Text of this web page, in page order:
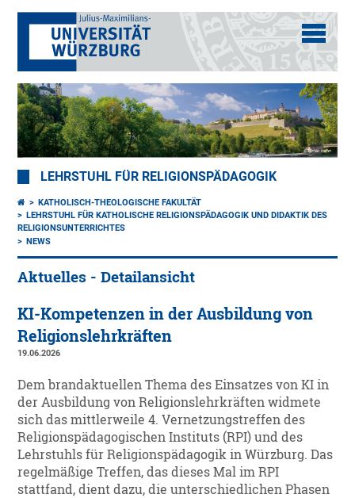
LEHRSTUHL FÜR RELIGIONSPÄDAGOGIK
KATHOLISCH-THEOLOGISCHE FAKULTÄT
LEHRSTUHL FÜR KATHOLISCHE RELIGIONSPÄDAGOGIK UND DIDAKTIK DES
RELIGIONSUNTERRICHTES
NEWS
Aktuelles - Detailansicht
KI-Kompetenzen in der Ausbildung von
Religionslehrkräften
19.06.2026
Dem brandaktuellen Thema des Einsatzes von KI in
der Ausbildung von Religionslehrkräften widmete
sich das mittlerweile 4. Vernetzungstreffen des
Religionspädagogischen Instituts (RPI) und des
Lehrstuhls für Religionspädagogik in Würzburg. Das
regelmäßige Treffen, das dieses Mal im RPI
stattfand, dient dazu, die unterschiedlichen Phasen